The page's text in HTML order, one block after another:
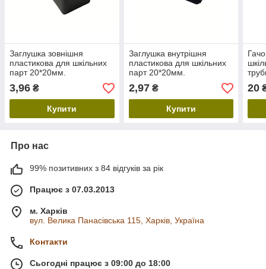
Заглушка зовнішня
пластикова для шкільних
парт 20*20мм.
стільців, шкільних меблів
3,96 ₴
Купити
Заглушка внутрішня
пластикова для шкільних
парт 20*20мм.
стільців, шкільних меблів
2,97₴
Купити
20
Про нас
99% позитивних з 84 відгуків за рік
Працює з 07.03.2013
м. Харків
вул. Велика Панасівська 115, Харків, Україна
Контакти
Сьогодні працює з 09:00 до 18:00